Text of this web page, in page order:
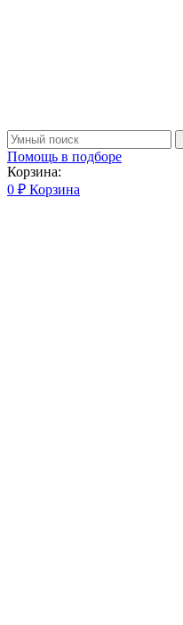
Помощь в подборе
Корзина:
0 ₽ Корзина